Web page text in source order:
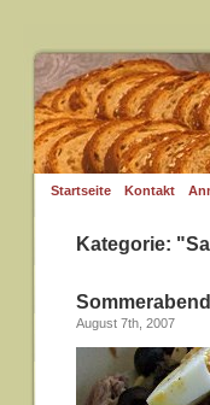
Startseite Kontakt
Kategorie:
August 7th, 2007